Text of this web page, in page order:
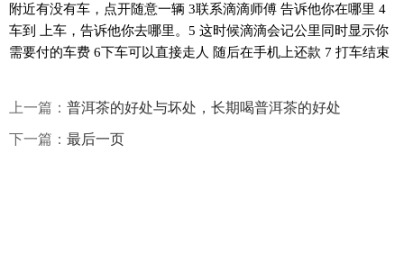
附近有没有车，点开随意一辆 3联系滴滴师傅 告诉他你在哪里 4
车到 上车，告诉他你去哪里。5 这时候滴滴会记公里同时显示你
需要付的车费 6下车可以直接走人 随后在手机上还款 7 打车结束
上一篇： 普洱茶的好处与坏处，长期喝普洱茶的好处
下一篇： 最后一页